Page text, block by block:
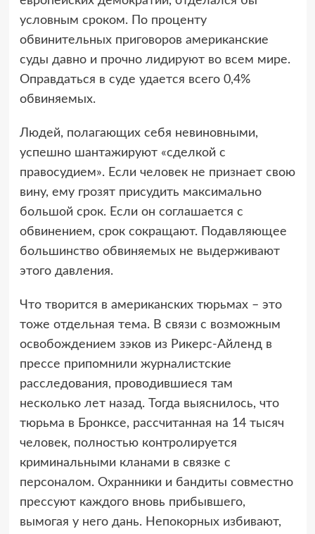
условным сроком. По проценту
обвинительных приговоров американские
суды давно и прочно лидируют во всем мире.
Оправдаться в суде удается всего 0,4%
обвиняемых.
Людей, полагающих себя невиновными,
успешно шантажируют «сделкой с
правосудием». Если человек не признает свою
вину, ему грозят присудить максимально
большой срок. Если он соглашается с
обвинением, срок сокращают. Подавляющее
большинство обвиняемых не выдерживают
этого давления.
Что творится в американских тюрьмах – это
тоже отдельная тема. В связи с возможным
освобождением зэков из Рикерс-Айленд в
прессе припомнили журналистские
расследования, проводившиеся там
несколько лет назад. Тогда выяснилось, что
тюрьма в Бронксе, рассчитанная на 14 тысяч
человек, полностью контролируется
криминальными кланами в связке с
персоналом. Охранники и бандиты совместно
прессуют каждого вновь прибывшего,
вымогая у него дань. Непокорных избивают,